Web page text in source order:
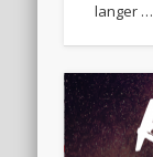
langer …